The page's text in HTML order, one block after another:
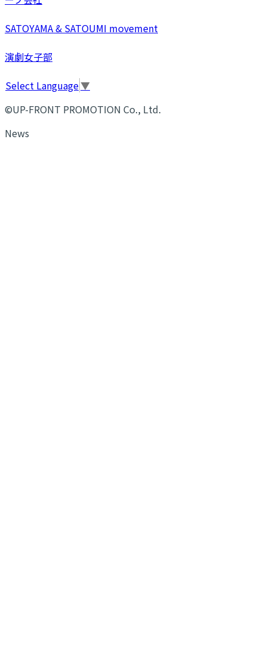
SATOYAMA & SATOUMI movement
演劇女子部
Select Language▼
©UP-FRONT PROMOTION Co., Ltd.
News